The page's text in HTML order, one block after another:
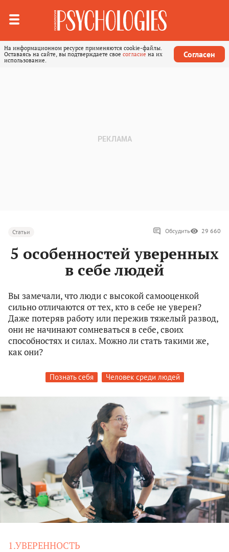
На информационном ресурсе применяются cookie-файлы.
Оставаясь на сайте, вы подтверждаете свое согласие на их
использование.
Согласен
Статьи Обсудить 29 660
5 особенностей уверенных
в себе людей
Вы замечали, что люди с высокой самооценкой
сильно отличаются от тех, кто в себе не уверен?
Даже потеряв работу или пережив тяжелый развод,
они не начинают сомневаться в себе, своих
способностях и силах. Можно ли стать такими же,
как они?
Познать себя Человек среди людей
1.УВЕРЕННОСТЬ